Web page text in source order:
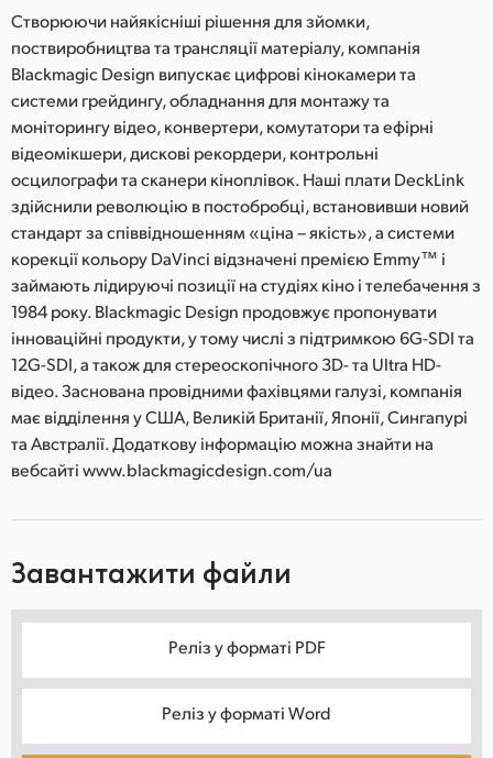
Створюючи найякісніші рішення для зйомки,
поствиробництва та трансляції матеріалу, компанія
Blackmagic Design випускає цифрові кінокамери та
системи грейдингу, обладнання для монтажу та
моніторингу відео, конвертери, комутатори та ефірні
відеомікшери, дискові рекордери, контрольні
осцилографи та сканери кіноплівок. Наші плати DeckLink
здійснили революцію в постобробці, встановивши новий
стандарт за співвідношенням «ціна – якість», а системи
корекції кольору DaVinci відзначені премією Emmy™ і
займають лідируючі позиції на студіях кіно і телебачення з
1984 року. Blackmagic Design продовжує пропонувати
інноваційні продукти, у тому числі з підтримкою 6G-SDI та
12G-SDI, а також для стереоскопічного 3D- та Ultra HD-
відео. Заснована провідними фахівцями галузі, компанія
має відділення у США, Великій Британії, Японії, Сингапурі
та Австралії. Додаткову інформацію можна знайти на
вебсайті www.blackmagicdesign.com/ua
Завантажити файли
Реліз у форматі PDF
Реліз у форматі Word